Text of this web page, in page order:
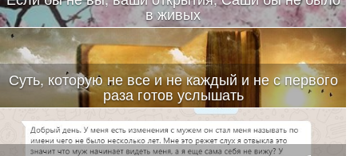
в живых
Суть, которую не все и не каждый и не с первого
раза готов услышать